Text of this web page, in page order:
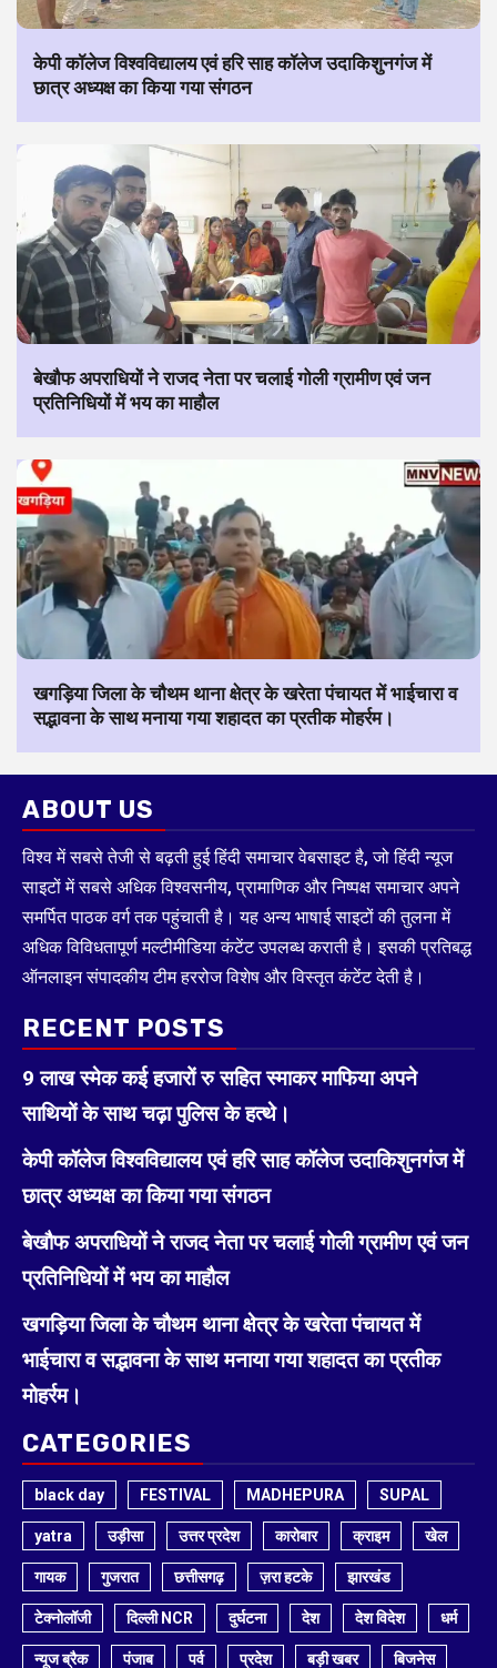
केपी कॉलेज विश्वविद्यालय एवं हरि साह कॉलेज उदाकिशुनगंज में
छात्र अध्यक्ष का किया गया संगठन
बेखौफ अपराधियों ने राजद नेता पर चलाई गोली ग्रामीण एवं जन
प्रतिनिधियों में भय का माहौल
खगड़िया जिला के चौथम थाना क्षेत्र के खरेता पंचायत में भाईचारा व
सद्भावना के साथ मनाया गया शहादत का प्रतीक मोहर्रम।
ABOUT US
विश्व में सबसे तेजी से बढ़ती हुई हिंदी समाचार वेबसाइट है, जो हिंदी न्यूज
साइटों में सबसे अधिक विश्वसनीय, प्रामाणिक और निष्पक्ष समाचार अपने
समर्पित पाठक वर्ग तक पहुंचाती है। यह अन्य भाषाई साइटों की तुलना में
अधिक विविधतापूर्ण मल्टीमीडिया कंटेंट उपलब्ध कराती है। इसकी प्रतिबद्ध
ऑनलाइन संपादकीय टीम हररोज विशेष और विस्तृत कंटेंट देती है।
RECENT POSTS
9 लाख स्मेक कई हजारों रु सहित स्माकर माफिया अपने
साथियों के साथ चढ़ा पुलिस के हत्थे।
केपी कॉलेज विश्वविद्यालय एवं हरि साह कॉलेज उदाकिशुनगंज में
छात्र अध्यक्ष का किया गया संगठन
बेखौफ अपराधियों ने राजद नेता पर चलाई गोली ग्रामीण एवं जन
प्रतिनिधियों में भय का माहौल
खगड़िया जिला के चौथम थाना क्षेत्र के खरेता पंचायत में
भाईचारा व सद्भावना के साथ मनाया गया शहादत का प्रतीक
मोहर्रम।
CATEGORIES
black day FESTIVAL MADHEPURA SUPAL
yatra उड़ीसा उत्तर प्रदेश कारोबार क्राइम खेल
गायक गुजरात छत्तीसगढ़ ज़रा हटके झारखंड
टेक्नोलॉजी दिल्ली NCR दुर्घटना देश देश विदेश धर्म
न्यूज ब्रैक पंजाब पर्व प्रदेश बड़ी खबर बिजनेस